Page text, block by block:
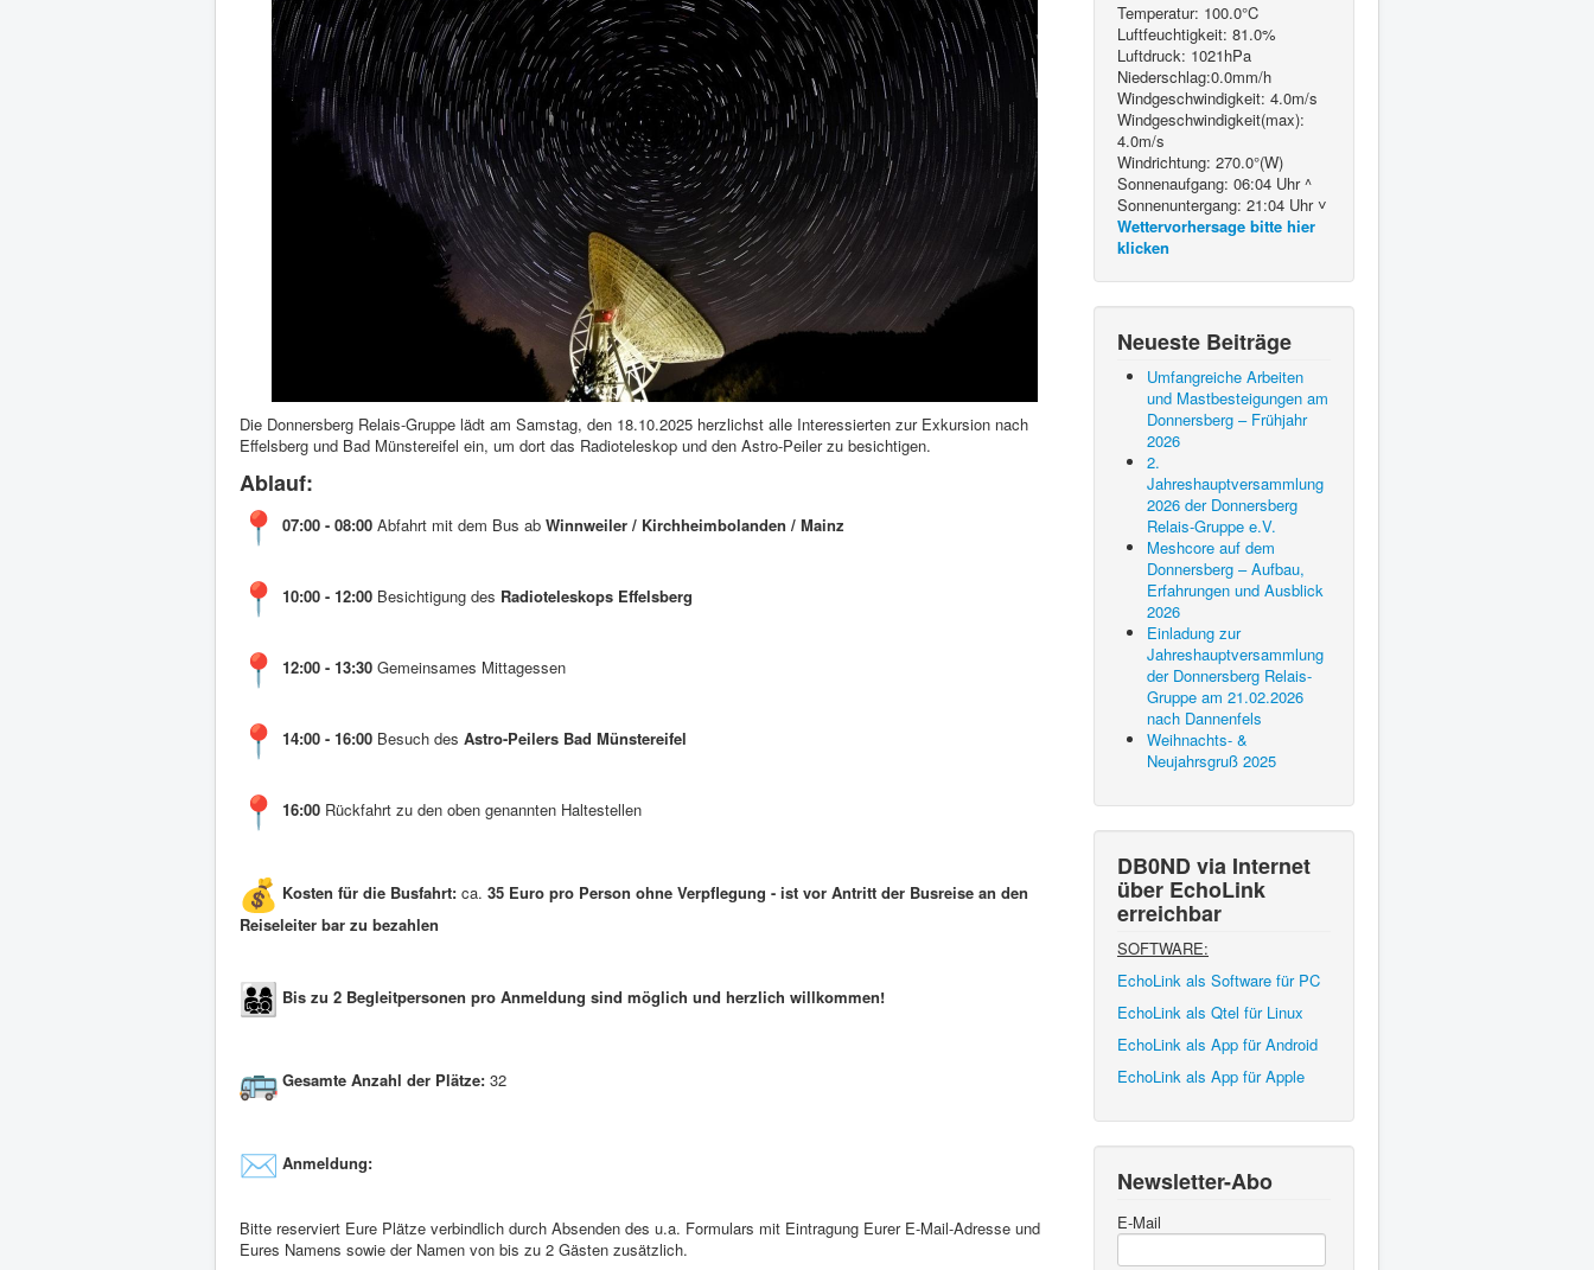
Die Donnersberg Relais-Gruppe lädt am Samstag, den 18.10.2025 herzlichst alle Interessierten zur Exkursion nach
Effelsberg und Bad Münstereifel ein, um dort das Radioteleskop und den Astro-Peiler zu besichtigen.
Ablauf:
07:00 - 08:00 Abfahrt mit dem Bus ab Winnweiler / Kirchheimbolanden / Mainz
10:00 - 12:00 Besichtigung des Radioteleskops Effelsberg
12:00 - 13:30 Gemeinsames Mittagessen
14:00 - 16:00 Besuch des Astro-Peilers Bad Münstereifel
16:00 Rückfahrt zu den oben genannten Haltestellen
Kosten für die Busfahrt: ca. 35 Euro pro Person ohne Verpflegung - ist vor Antritt der Busreise an den
Reiseleiter bar zu bezahlen
Bis zu 2 Begleitpersonen pro Anmeldung sind möglich und herzlich willkommen!
Gesamte Anzahl der Plätze: 32
Anmeldung:
Bitte reserviert Eure Plätze verbindlich durch Absenden des u.a. Formulars mit Eintragung Eurer E-Mail-Adresse und
Eures Namens sowie der Namen von bis zu 2 Gästen zusätzlich.
Temperatur: 100.0°C
Luftfeuchtigkeit: 81.0%
Luftdruck: 1021hPa
Niederschlag:0.0mm/h
Windgeschwindigkeit: 4.0m/s
Windgeschwindigkeit(max):
4.0m/s
Windrichtung: 270.0°(W)
Sonnenaufgang: 06:04 Uhr ^
Sonnenuntergang: 21:04 Uhr ˅
Wettervorhersage bitte hier
klicken
Neueste Beiträge
Umfangreiche Arbeiten
und Mastbesteigungen am
Donnersberg – Frühjahr
2026
2.
Jahreshauptversammlung
2026 der Donnersberg
Relais-Gruppe e.V.
Meshcore auf dem
Donnersberg – Aufbau,
Erfahrungen und Ausblick
2026
Einladung zur
Jahreshauptversammlung
der Donnersberg Relais-
Gruppe am 21.02.2026
nach Dannenfels
Weihnachts- &
Neujahrsgruß 2025
DB0ND via Internet
über EchoLink
erreichbar
SOFTWARE:
EchoLink als Software für PC
EchoLink als Qtel für Linux
EchoLink als App für Android
EchoLink als App für Apple
Newsletter-Abo
E-Mail